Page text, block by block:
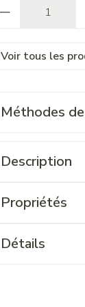
Voir tous les
Méthodes
Description
Propriétés
Détails